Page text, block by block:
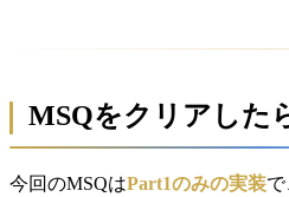
MSQをクリアし
今回のMSQはPart1のみの実装で